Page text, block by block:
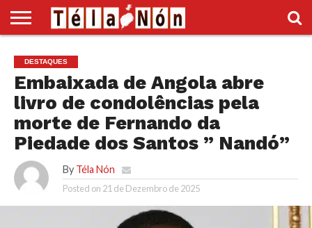
POLÍTICA
ECONOMIA
SOCIEDADE
CULTURA
DESPORTO
SUPLEMENTO
VÍDEOS
ANÚNCIOS
DIVERSOS
DESTAQUES
Embaixada de Angola abre
livro de condolências pela
morte de Fernando da
Piedade dos Santos ” Nandó”
By Téla Nón
Posted on 21 de Dezembro de 2025